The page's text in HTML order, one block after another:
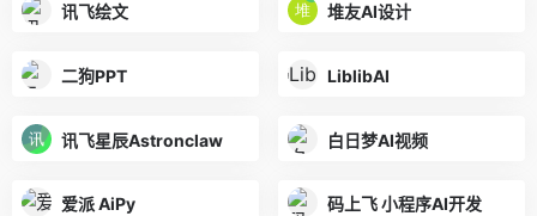
讯飞绘文 堆友AI设计
二狗PPT LiblibAI
讯飞星辰Astronclaw 白日梦AI视频
爱派 AiPy 码上飞 小程序AI开发